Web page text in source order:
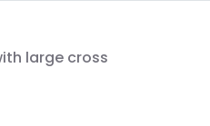
large cross